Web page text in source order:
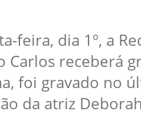
feira, dia 1º, a
Carlos receberá
foi gravado no
da atriz